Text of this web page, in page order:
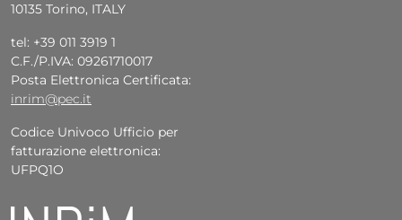
10135 Torino, ITALY
tel: +39 011 3919 1
C.F./P.IVA: 09261710017
Posta Elettronica Certificata:
inrim@pec.it
Codice Univoco Ufficio per
fatturazione elettronica:
UFPQ1O